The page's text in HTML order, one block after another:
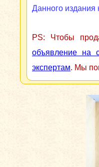
Данного издания
PS: Чтобы
объявление на
экспертам. Мы